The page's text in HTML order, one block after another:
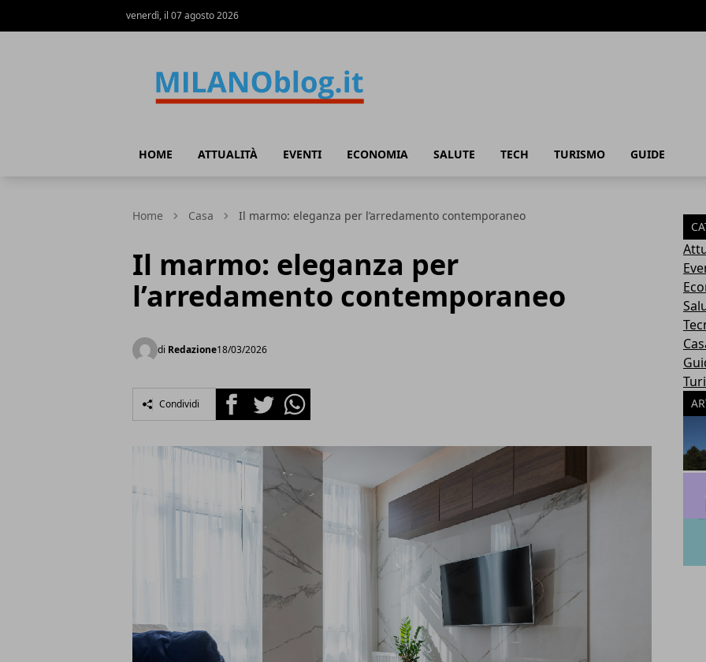
venerdì, il 07 agosto 2026
HOME ATTUALITÀ EVENTI ECONOMIA SALUTE TECH TURISMO GUIDE
Home Casa Il marmo: eleganza per l’arredamento contemporaneo
Il marmo: eleganza per
l’arredamento contemporaneo
di Redazione18/03/2026
Condividi FacebookTwitterWhatsapp